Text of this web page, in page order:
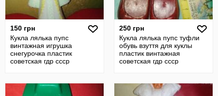
150 грн
Кукла лялька пупс
винтажная игрушка
снегурочка пластик
советская гдр ссср
250 грн
Кукла лялька пупс туфли
обувь взуття для куклы
пластик винтажная
советская гдр ссср